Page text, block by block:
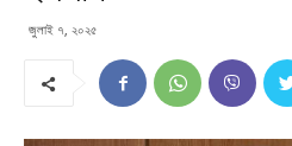
জুলাই ৭, ২০২৫